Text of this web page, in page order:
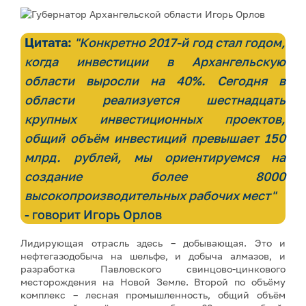
Цитата: "Конкретно 2017-й год стал годом,
когда инвестиции в Архангельскую
области выросли на 40%. Сегодня в
области реализуется шестнадцать
крупных инвестиционных проектов,
общий объём инвестиций превышает 150
млрд. рублей, мы ориентируемся на
создание более 8000
высокопроизводительных рабочих мест"
- говорит Игорь Орлов
Лидирующая отрасль здесь – добывающая. Это и
нефтегазодобыча на шельфе, и добыча алмазов, и
разработка Павловского свинцово-цинкового
месторождения на Новой Земле. Второй по объёму
комплекс – лесная промышленность, общий объём